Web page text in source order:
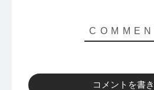
コメントを書